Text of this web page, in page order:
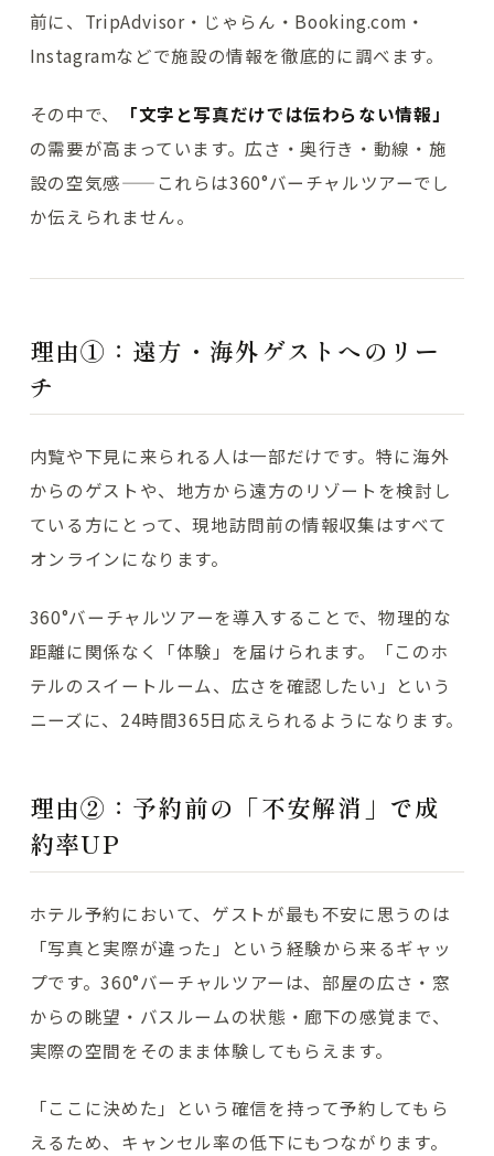
前に、TripAdvisor・じゃらん・Booking.com・
Instagramなどで施設の情報を徹底的に調べます。
その中で、
「文字と写真だけでは伝わらない情報」
の需要が高まっています。広さ・奥行き・動線・施
設の空気感——これらは360°バーチャルツアーでし
か伝えられません。
理由①：遠方・海外ゲストへのリー
チ
内覧や下見に来られる人は一部だけです。特に海外
からのゲストや、地方から遠方のリゾートを検討し
ている方にとって、現地訪問前の情報収集はすべて
オンラインになります。
360°バーチャルツアーを導入することで、物理的な
距離に関係なく「体験」を届けられます。「このホ
テルのスイートルーム、広さを確認したい」という
ニーズに、24時間365日応えられるようになります。
理由②：予約前の「不安解消」で成
約率UP
ホテル予約において、ゲストが最も不安に思うのは
「写真と実際が違った」という経験から来るギャッ
プです。360°バーチャルツアーは、部屋の広さ・窓
からの眺望・バスルームの状態・廊下の感覚まで、
実際の空間をそのまま体験してもらえます。
「ここに決めた」という確信を持って予約してもら
えるため、キャンセル率の低下にもつながります。